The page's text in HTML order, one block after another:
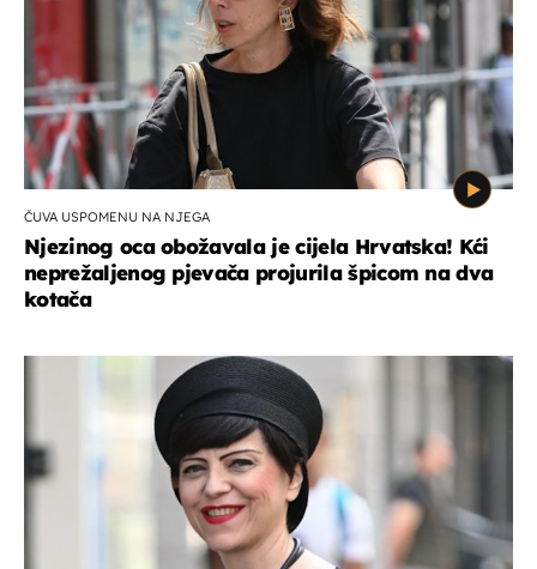
ČUVA USPOMENU NA NJEGA
Njezinog oca obožavala je cijela Hrvatska! Kći
neprežaljenog pjevača projurila špicom na dva
kotača